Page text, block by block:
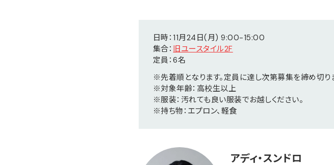
日時：11月24日(月) 9:00-15:00
集合： 旧ユースタイル2F
定員：6名
※先着順となります。定員に達し次第募集を締め切り
※対象年齢：高校生以上
※服装：汚れても良い服装でお越しください。
※持ち物：エプロン、軽食
アディ・スンドロ